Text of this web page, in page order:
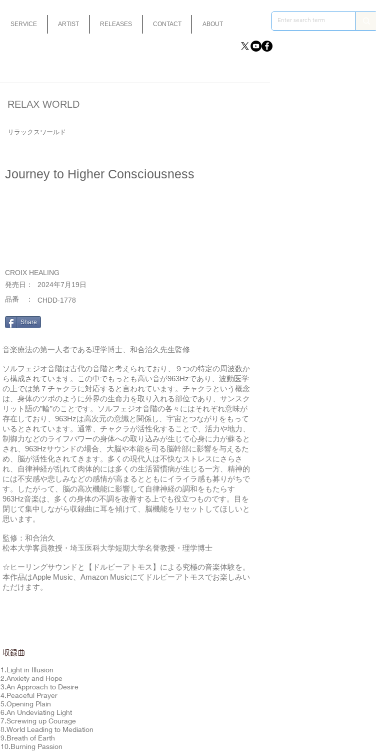
SERVICE ARTIST RELEASES CONTACT ABOUT
RELAX WORLD
リラックスワールド
Journey to Higher Consciousness
CROIX HEALING
2024年7月19日
​発売日：
​品番 ：
CHDD-1778
Share
音楽療法の第一人者である理学博士、和合治久先生監修
ソルフェジオ音階は古代の音階と考えられており、９つの特定の周波数か
ら構成されています。この中でもっとも高い音が963Hzであり、波動医学
の上では第７チャクラに対応すると言われています。チャクラという概念
は、身体のツボのように外界の生命力を取り入れる部位であり、サンスク
リット語の”輪”のことです。ソルフェジオ音階の各々にはそれぞれ意味が
存在しており、963Hzは高次元の意識と関係し、宇宙とつながりをもって
いるとされています。通常、チャクラが活性化することで、活力や地力、
制御力などのライフパワーの身体への取り込みが生じて心身に力が蘇ると
され、963Hzサウンドの場合、大脳や本能を司る脳幹部に影響を与えるた
め、脳が活性化されてきます。多くの現代人は不快なストレスにさらさ
れ、自律神経が乱れて肉体的には多くの生活習慣病が生じる一方、精神的
には不安感や悲しみなどの感情が高まるとともにイライラ感も募りがちで
す。したがって、脳の高次機能に影響して自律神経の調和をもたらす
963Hz音楽は、多くの身体の不調を改善する上でも役立つものです。目を
閉じて集中しながら収録曲に耳を傾けて、脳機能をリセットしてほしいと
思います。
監修：和合治久
松本大学客員教授・埼玉医科大学短期大学名誉教授・理学博士
☆ヒーリングサウンドと【ドルビーアトモス】による究極の音楽体験を。
本作品はApple Music、Amazon Musicにてドルビーアトモスでお楽しみい
ただけます。
​収録曲
1.Light in Illusion
2.Anxiety and Hope
3.An Approach to Desire
4.Peaceful Prayer
5.Opening Plain
6.An Undeviating Light
7.Screwing up Courage
8.World Leading to Mediation
9.Breath of Earth
10.Burning Passion